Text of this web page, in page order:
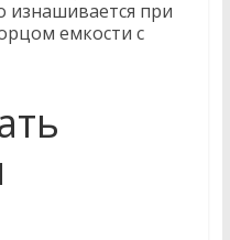
изнашивается при
емкости с